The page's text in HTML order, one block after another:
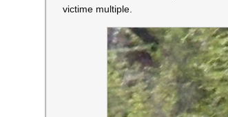
victime multiple.